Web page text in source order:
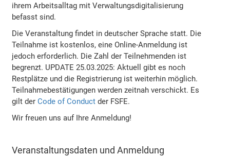
ihrem Arbeitsalltag mit Verwaltungsdigitalisierung
befasst sind.
Die Veranstaltung findet in deutscher Sprache statt. Die
Teilnahme ist kostenlos, eine Online-Anmeldung ist
jedoch erforderlich. Die Zahl der Teilnehmenden ist
begrenzt. UPDATE 25.03.2025: Aktuell gibt es noch
Restplätze und die Registrierung ist weiterhin möglich.
Teilnahmebestätigungen werden zeitnah verschickt. Es
gilt derCode of Conduct der FSFE.
Wir freuen uns auf Ihre Anmeldung!
Veranstaltungsdaten und Anmeldung